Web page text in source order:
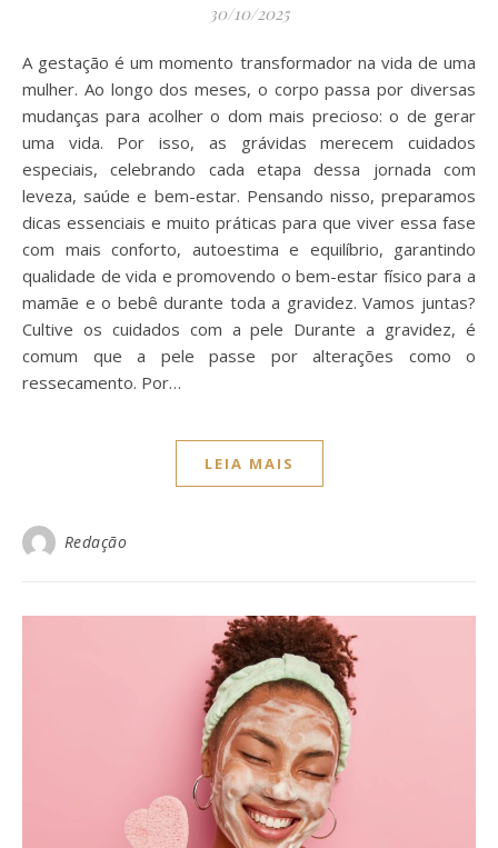
30/10/2025
A gestação é um momento transformador na vida de uma
mulher. Ao longo dos meses, o corpo passa por diversas
mudanças para acolher o dom mais precioso: o de gerar
uma vida. Por isso, as grávidas merecem cuidados
especiais, celebrando cada etapa dessa jornada com
leveza, saúde e bem-estar. Pensando nisso, preparamos
dicas essenciais e muito práticas para que viver essa fase
com mais conforto, autoestima e equilíbrio, garantindo
qualidade de vida e promovendo o bem-estar físico para a
mamãe e o bebê durante toda a gravidez. Vamos juntas?
Cultive os cuidados com a pele Durante a gravidez, é
comum que a pele passe por alterações como o
ressecamento. Por…
LEIA MAIS
Redação